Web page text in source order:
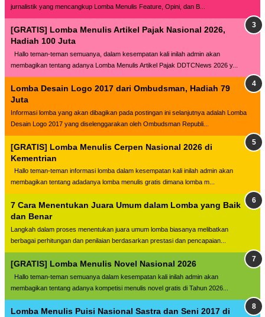
jurnalistik yang mencangkup Lomba Menulis Feature, Opini, dan B...
[GRATIS] Lomba Menulis Artikel Pajak Nasional 2026,
Hadiah 100 Juta
Hallo teman-teman semuanya, dalam kesempatan kali inilah admin akan
membagikan tentang adanya Lomba Menulis Artikel Pajak DDTCNews 2026 y...
Lomba Desain Logo 2017 dari Ombudsman, Hadiah 79
Juta
Informasi lomba yang akan dibagikan pada postingan ini selanjutnya adalah Lomba
Desain Logo 2017 yang diselenggarakan oleh Ombudsman Republi...
[GRATIS] Lomba Menulis Cerpen Nasional 2026 di
Kementrian
Hallo teman-teman informasi lomba dalam kesempatan kali inilah admin akan
membagikan tentang adadanya lomba menulis gratis dimana lomba m...
7 Cara Menentukan Juara Umum dalam Lomba yang Baik
dan Benar
Langkah dalam proses menentukan juara umum lomba biasanya melibatkan
berbagai perhitungan dan penilaian berdasarkan prestasi dan pencapaian...
[GRATIS] Lomba Menulis Novel Nasional 2026
Hallo teman-teman semuanya dalam kesempatan kali inilah admin akan
membagikan tentang adanya kompetisi menulis novel gratis di Tahun 2026...
Lomba Menulis Puisi Nasional Sastra dan Seni 2017 di